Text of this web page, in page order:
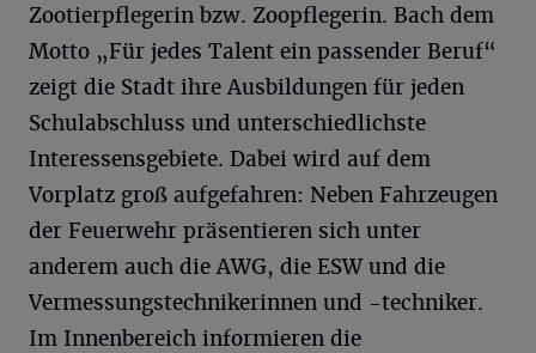
Zootierpflegerin bzw. Zoopflegerin. Bach dem
Motto „Für jedes Talent ein passender Beruf“
zeigt die Stadt ihre Ausbildungen für jeden
Schulabschluss und unterschiedlichste
Interessensgebiete. Dabei wird auf dem
Vorplatz groß aufgefahren: Neben Fahrzeugen
der Feuerwehr präsentieren sich unter
anderem auch die AWG, die ESW und die
Vermessungstechnikerinnen und -techniker.
Im Innenbereich informieren die